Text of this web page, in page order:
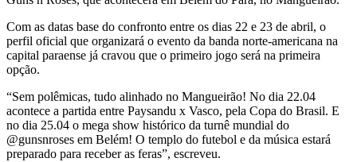
Com as datas base do confronto entre os dias 22 e 23 de abril, o
perfil oficial que organizará o evento da banda norte-americana na
capital paraense já cravou que o primeiro jogo será na primeira
opção.
“Sem polêmicas, tudo alinhado no Mangueirão! No dia 22.04
acontece a partida entre Paysandu x Vasco, pela Copa do Brasil. E
no dia 25.04 o mega show histórico da turnê mundial do
@gunsnroses em Belém! O templo do futebol e da música estará
preparado para receber as feras”, escreveu.